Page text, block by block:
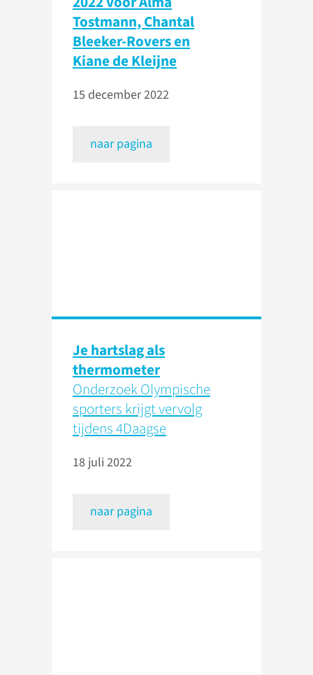
Tostmann, Chantal
Bleeker-Rovers en
Kiane de Kleijne
15 december 2022
naar pagina
Je hartslag als
thermometer
Onderzoek Olympische
sporters krijgt vervolg
tijdens 4Daagse
18 juli 2022
naar pagina